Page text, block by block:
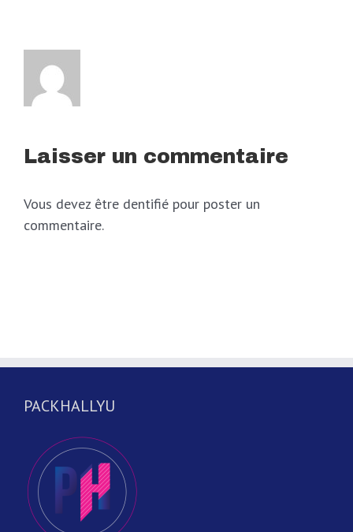
Laisser un commentaire
Vous devez être dentifié pour poster un
commentaire.
PACKHALLYU